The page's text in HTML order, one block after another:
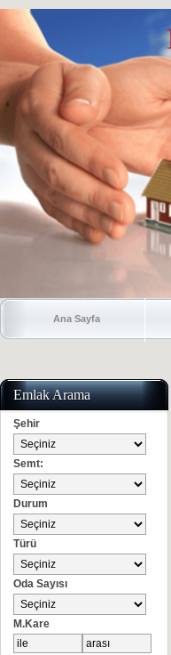
Ana Sayfa
Emlak Arama
Şehir
Semt:
Durum
Türü
Oda Sayısı
M.Kare